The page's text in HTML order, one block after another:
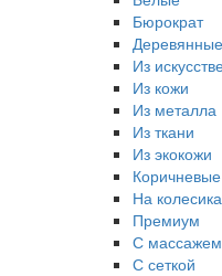
Бюрократ
Деревянные
Из
Из кожи
Из металла
Из ткани
Из экокожи
Коричневые
На
Премиум
С массажем
С сеткой